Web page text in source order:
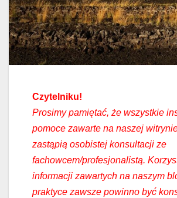
Czytelniku!
Prosimy pamiętać, że wszystkie
pomoce zawarte na naszej
zastąpią osobistej konsultacji ze
fachowcem/profesjonalistą.
informacji zawartych na naszym
praktyce zawsze powinno być